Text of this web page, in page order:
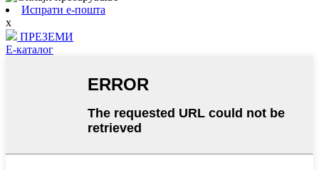
Испрати е-пошта
x
ПРЕЗЕМИ
Е-каталог